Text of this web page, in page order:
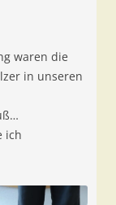
waren die
in unseren
ich